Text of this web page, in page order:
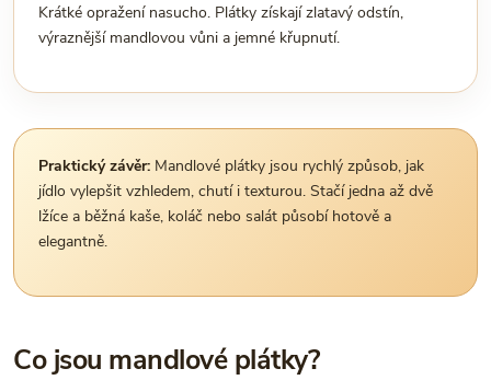
Krátké opražení nasucho. Plátky získají zlatavý odstín,
výraznější mandlovou vůni a jemné křupnutí.
Praktický závěr: Mandlové plátky jsou rychlý způsob, jak
jídlo vylepšit vzhledem, chutí i texturou. Stačí jedna až dvě
lžíce a běžná kaše, koláč nebo salát působí hotově a
elegantně.
Co jsou mandlové plátky?